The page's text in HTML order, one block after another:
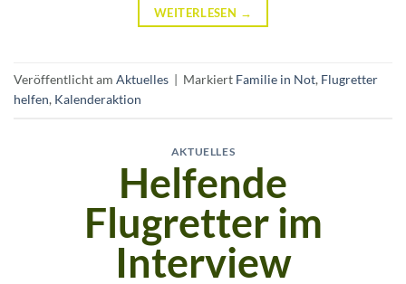
WEITERLESEN →
Veröffentlicht am Aktuelles Markiert Familie in Not, Flugretter
helfen, Kalenderaktion
AKTUELLES
Helfende
Flugretter im
Interview